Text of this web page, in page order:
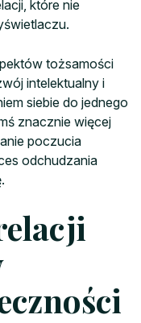
które nie
tożsamości
intelektualny i
siebie do jednego
znacznie więcej
poczucia
odchudzania